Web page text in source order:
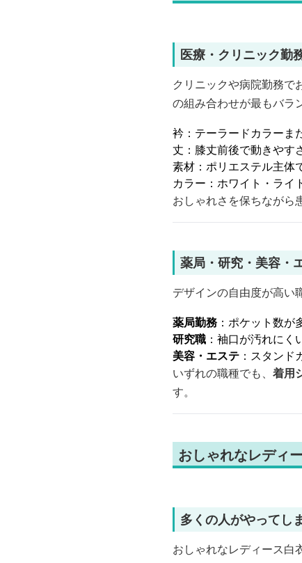
医療・クリニック勤
クリニックや病院勤務で
の組み合わせが最もバラ
衿：テーラードカラーま
丈：膝丈前後で動きやす
素材：ポリエステル主体
カラー：ホワイト・ライ
おしゃれさを保ちながら
薬局・研究・美容・
デザインの自由度が高い
薬局勤務 ：ポケット数
研究職 ：袖口が汚れに
美容・エステ ：スタン
いずれの職種でも、 着用
す。
おしゃれなレディ
多くの人がやってし
おしゃれなレディース白